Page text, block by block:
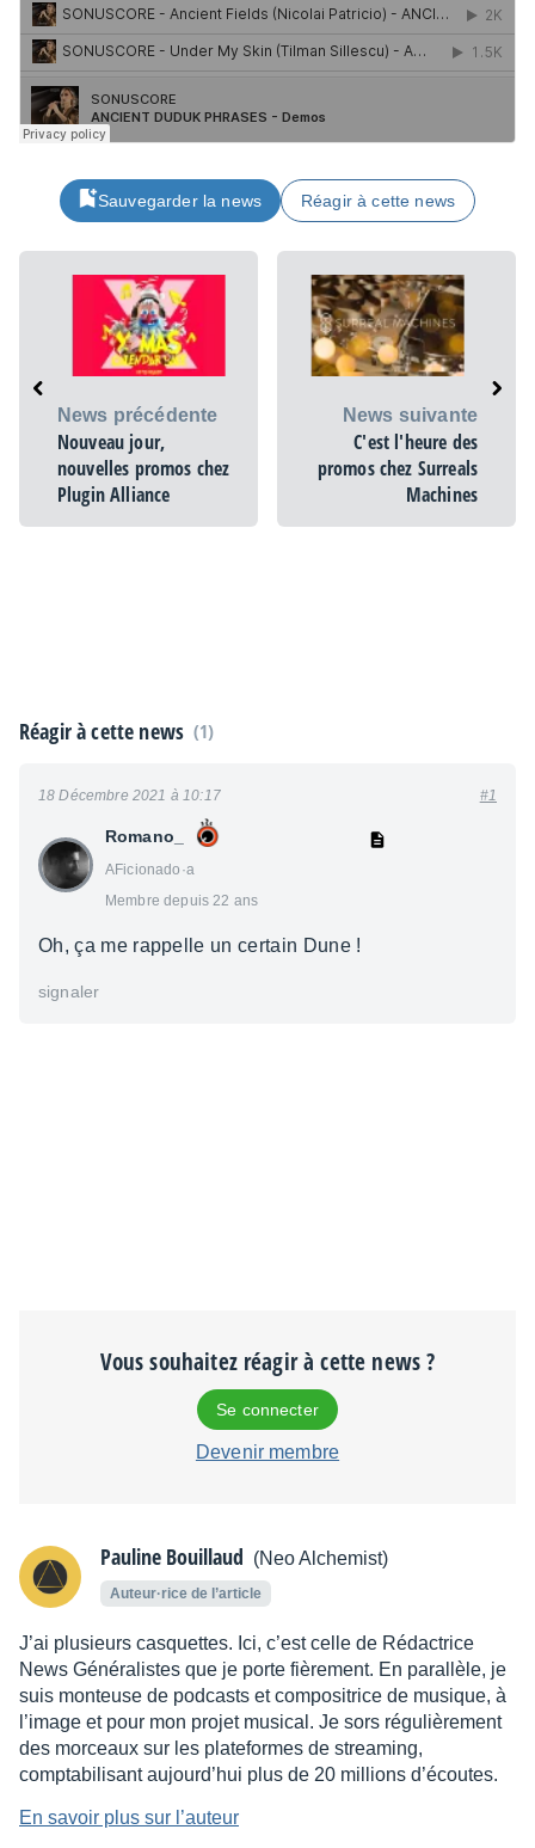
Sauvegarder la news Réagir à cette news
News précédente
Nouveau jour,
nouvelles promos chez
Plugin Alliance
News suivante
C'est l'heure des
promos chez Surreals
Machines
Réagir à cette news (1)
Romano_
AFicionado·a
Membre depuis 22 ans
18 Décembre 2021 à 10:17 #1
Oh, ça me rappelle un certain Dune !
signaler
Vous souhaitez réagir à cette news ?
Se connecter
Devenir membre
Pauline Bouillaud (Neo Alchemist)
Auteur·rice de l’article
J’ai plusieurs casquettes. Ici, c’est celle de Rédactrice
News Généralistes que je porte fièrement. En parallèle, je
suis monteuse de podcasts et compositrice de musique, à
l’image et pour mon projet musical. Je sors régulièrement
des morceaux sur les plateformes de streaming,
comptabilisant aujourd’hui plus de 20 millions d’écoutes.
En savoir plus sur l’auteur